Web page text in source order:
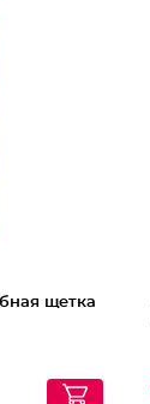
щетка